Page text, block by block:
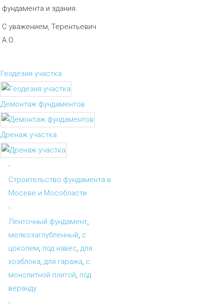
фундамента и здания.
С уважением, Терентьевич
А.О.
Геодезия участка
Демонтаж фундаментов
Дренаж участка
Строительство фундамента в
Мосеве и Мособласти
Ленточный фундамент,
мелкозаглубленный, с
цоколем, под навес, для
хозблока, для гаража, с
монолитной плитой, под
веранду